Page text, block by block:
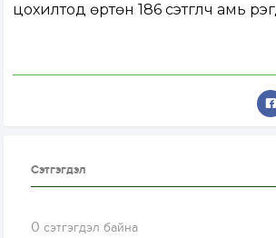
цохилтод өртөн 186 сэтгүүлч амь
Сэтгэгдэл
0 сэтгэгдэл байна